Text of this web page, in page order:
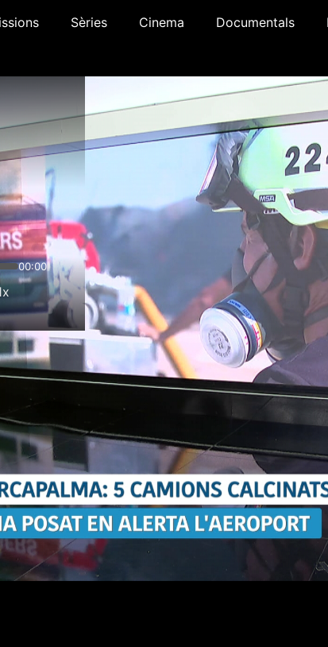
Sèries Cinema Documentals
00:00